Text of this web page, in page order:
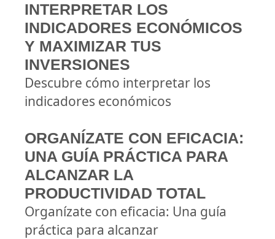
INTERPRETAR LOS
INDICADORES ECONÓMICOS
Y MAXIMIZAR TUS
INVERSIONES
Descubre cómo interpretar los
indicadores económicos
ORGANÍZATE CON EFICACIA:
UNA GUÍA PRÁCTICA PARA
ALCANZAR LA
PRODUCTIVIDAD TOTAL
Organízate con eficacia: Una guía
práctica para alcanzar